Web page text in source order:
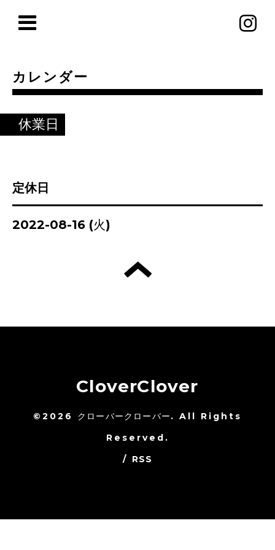
カレンダー
休業日
定休日
2022-08-16 (火)
CloverClover
©2026 クローバークローバー. All Rights
Reserved.
/ RSS